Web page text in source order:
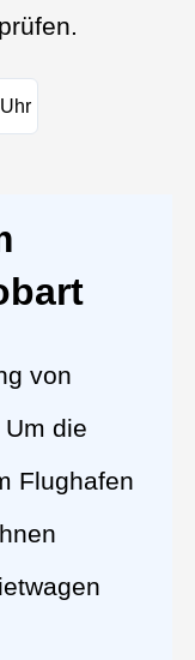
Uhr
von
die
Flughafen